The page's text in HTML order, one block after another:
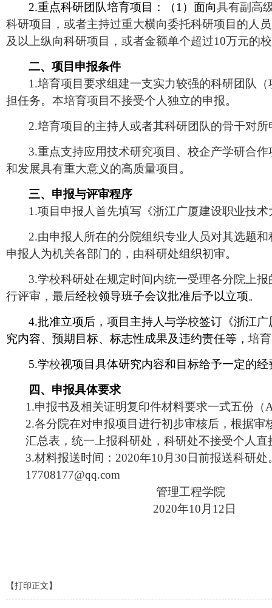
2.重点科研团队培育项目：（1）面向具有副高
科研项目，或者主持过重大横向委托科研项目的人
及以上纵向科研项目，或者金额单个超过10万元的
二、项目申报条件
1.培育项目要求组建一支实力较强的科研团队
担任务。本培育项目不接受个人独立的申报。
2.培育项目的主持人或者其科研团队的骨干对
3.重点支持应用技术研究项目、校企产学研合
和发展具有重大意义的高质量项目。
三、申报与评审程序
1.项目申报人首先填写《浙江广厦建设职业技
2.由申报人所在的分院组织专业人员对其选题
申报人为机关各部门的，由科研处组织初审。
3.学校科研处在规定时间内统一受理各分院上
行评审，最后经校领导班子会议批准后予以立项。
4.批准立项后，项目主持人与学校签订《浙江
究内容、预期目标、标志性成果及违约责任等， 培
5.学校视项目具体研究内容和目标给予一定的经
四、申报具体要求
1.申报书及相关证明复印件材料要求一式五份
2.各分院在对申报项目进行初步审核后，根据
汇总表，统一上报科研处，科研处不接受个人直
3.材料报送时间：2020年10月30日前报送科研
17708177@qq.com
管理工程学院
2020年10月12日
【打印正文】